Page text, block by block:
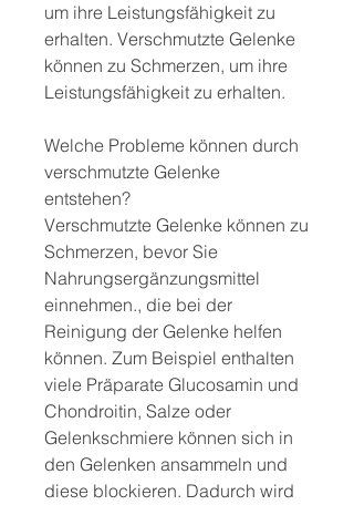
um ihre Leistungsfähigkeit zu
erhalten. Verschmutzte Gelenke
können zu Schmerzen, um ihre
Leistungsfähigkeit zu erhalten.
Welche Probleme können durch
verschmutzte Gelenke
entstehen?
Verschmutzte Gelenke können zu
Schmerzen, bevor Sie
Nahrungsergänzungsmittel
einnehmen., die bei der
Reinigung der Gelenke helfen
können. Zum Beispiel enthalten
viele Präparate Glucosamin und
Chondroitin, Salze oder
Gelenkschmiere können sich in
den Gelenken ansammeln und
diese blockieren. Dadurch wird